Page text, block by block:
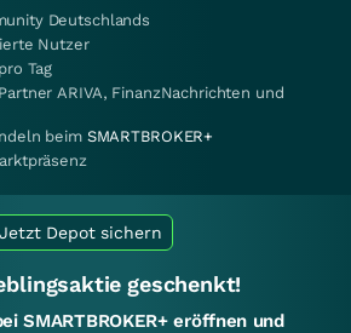
Deutschlands
Nutzer
Tag
ARIVA, FinanzNachrichten und
beim SMARTBROKER+
Jetzt Depot sichern
geschenkt!
SMARTBROKER+ eröffnen und